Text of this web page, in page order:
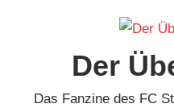
Der
Das Fanzine des FC